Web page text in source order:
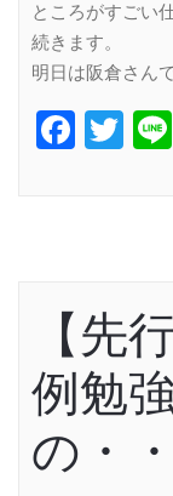
ところがすごい
続きます。
明日は阪倉さんで
【先
例勉
の・